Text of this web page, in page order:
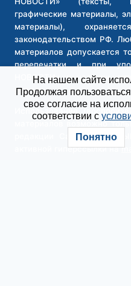
графические материалы,
материалы),
законодательством РФ.
материалов допускается
перепечатки и при
НОВОСТИ» и наличии
news.ru
Использование
материалов возможно
редакции Сайта
активной гиперссылки на
На нашем сайте
Продолжая
свое согласие на
соответствии с
Понятно